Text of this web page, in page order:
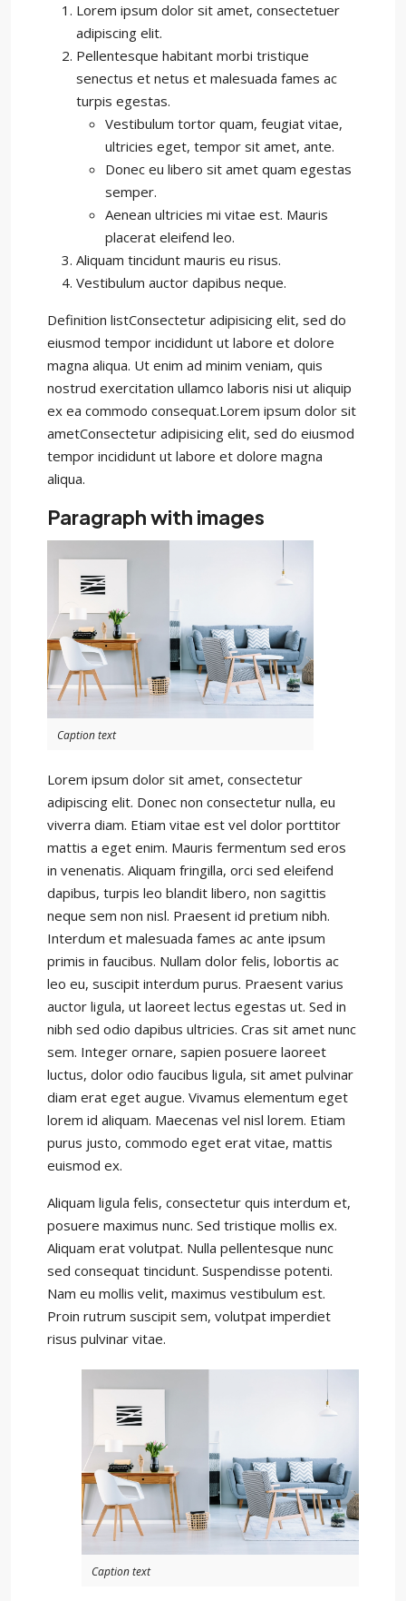
Lorem ipsum dolor sit amet, consectetuer
adipiscing elit.
Pellentesque habitant morbi tristique
senectus et netus et malesuada fames ac
turpis egestas.
Vestibulum tortor quam, feugiat vitae,
ultricies eget, tempor sit amet, ante.
Donec eu libero sit amet quam egestas
semper.
Aenean ultricies mi vitae est. Mauris
placerat eleifend leo.
Aliquam tincidunt mauris eu risus.
Vestibulum auctor dapibus neque.
Definition listConsectetur adipisicing elit, sed do
eiusmod tempor incididunt ut labore et dolore
magna aliqua. Ut enim ad minim veniam, quis
nostrud exercitation ullamco laboris nisi ut aliquip
ex ea commodo consequat.Lorem ipsum dolor sit
ametConsectetur adipisicing elit, sed do eiusmod
tempor incididunt ut labore et dolore magna
aliqua.
Paragraph with images
Caption text
Lorem ipsum dolor sit amet, consectetur
adipiscing elit. Donec non consectetur nulla, eu
viverra diam. Etiam vitae est vel dolor porttitor
mattis a eget enim. Mauris fermentum sed eros
in venenatis. Aliquam fringilla, orci sed eleifend
dapibus, turpis leo blandit libero, non sagittis
neque sem non nisl. Praesent id pretium nibh.
Interdum et malesuada fames ac ante ipsum
primis in faucibus. Nullam dolor felis, lobortis ac
leo eu, suscipit interdum purus. Praesent varius
auctor ligula, ut laoreet lectus egestas ut. Sed in
nibh sed odio dapibus ultricies. Cras sit amet nunc
sem. Integer ornare, sapien posuere laoreet
luctus, dolor odio faucibus ligula, sit amet pulvinar
diam erat eget augue. Vivamus elementum eget
lorem id aliquam. Maecenas vel nisl lorem. Etiam
purus justo, commodo eget erat vitae, mattis
euismod ex.
Aliquam ligula felis, consectetur quis interdum et,
posuere maximus nunc. Sed tristique mollis ex.
Aliquam erat volutpat. Nulla pellentesque nunc
sed consequat tincidunt. Suspendisse potenti.
Nam eu mollis velit, maximus vestibulum est.
Proin rutrum suscipit sem, volutpat imperdiet
risus pulvinar vitae.
Caption text